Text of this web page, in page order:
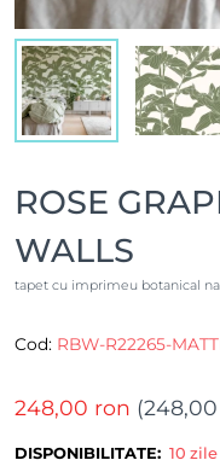
ROSE
WALLS
tapet cu imprimeu botanical
Cod: RBW-R22265-
248,00 ron (
DISPONIBILITATE: 10